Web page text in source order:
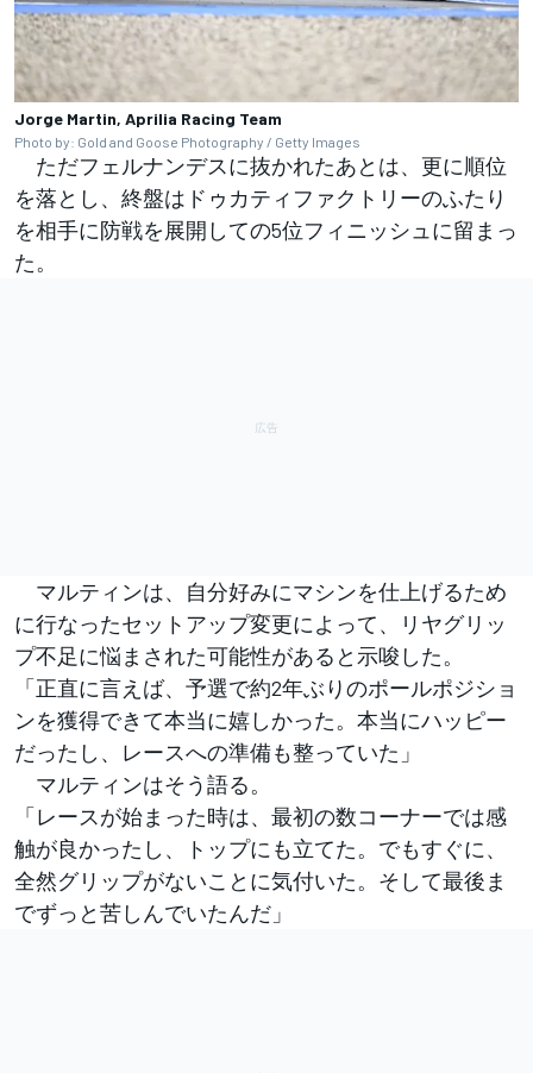
Jorge Martin, Aprilia Racing Team
Photo by: Gold and Goose Photography / Getty Images
ただフェルナンデスに抜かれたあとは、更に順位
を落とし、終盤はドゥカティファクトリーのふたり
を相手に防戦を展開しての5位フィニッシュに留まっ
た。
マルティンは、自分好みにマシンを仕上げるため
に行なったセットアップ変更によって、リヤグリッ
プ不足に悩まされた可能性があると示唆した。
「正直に言えば、予選で約2年ぶりのポールポジショ
ンを獲得できて本当に嬉しかった。本当にハッピー
だったし、レースへの準備も整っていた」
マルティンはそう語る。
「レースが始まった時は、最初の数コーナーでは感
触が良かったし、トップにも立てた。でもすぐに、
全然グリップがないことに気付いた。そして最後ま
でずっと苦しんでいたんだ」